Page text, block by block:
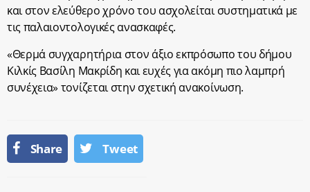
και στον ελεύθερο χρόνο του ασχολείται συστηματικά με
τις παλαιοντολογικές ανασκαφές.
«Θερμά συγχαρητήρια στον άξιο εκπρόσωπο του δήμου
Κιλκίς Βασίλη Μακρίδη και ευχές για ακόμη πιο λαμπρή
συνέχεια» τονίζεται στην σχετική ανακοίνωση.
Share Tweet